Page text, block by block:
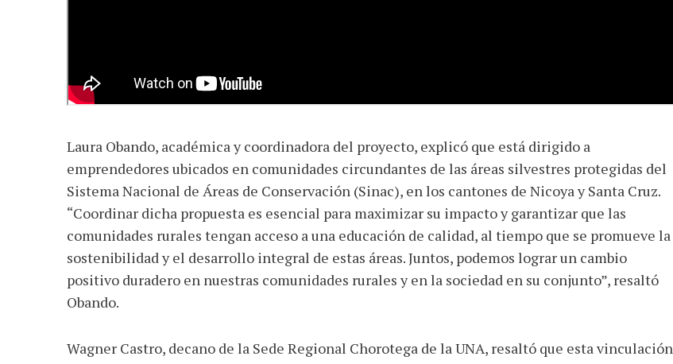
Laura Obando, académica y coordinadora del proyecto, explicó que está dirigido a
emprendedores ubicados en comunidades circundantes de las áreas silvestres protegidas del
Sistema Nacional de Áreas de Conservación (Sinac), en los cantones de Nicoya y Santa Cruz.
“Coordinar dicha propuesta es esencial para maximizar su impacto y garantizar que las
comunidades rurales tengan acceso a una educación de calidad, al tiempo que se promueve la
sostenibilidad y el desarrollo integral de estas áreas. Juntos, podemos lograr un cambio
positivo duradero en nuestras comunidades rurales y en la sociedad en su conjunto”, resaltó
Obando.
Wagner Castro, decano de la Sede Regional Chorotega de la UNA, resaltó que esta vinculación